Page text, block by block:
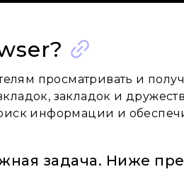
просматривать и
закладок и
информации и
задача. Ниже